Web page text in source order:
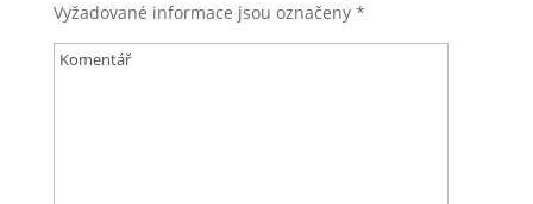
Vyžadované informace jsou označeny *